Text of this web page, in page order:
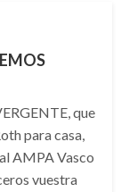
que
para casa,
AMPA Vasco
vuestra